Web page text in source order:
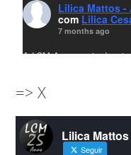
Lilica Mattos -
com Lilica
7 months ago
A LCM Assessoria
amigos que sempre nos
#lcmassessoria
#HappyNewYear
=> X
Lilica
Seguir